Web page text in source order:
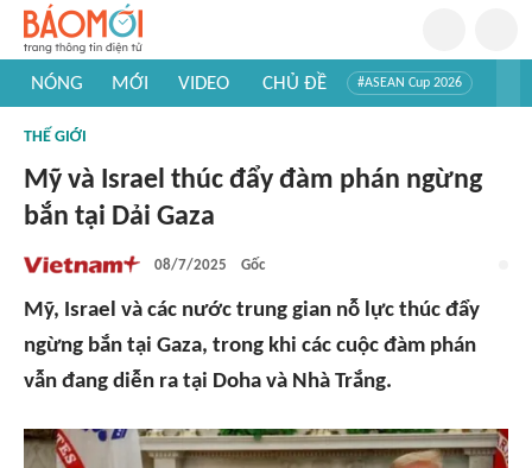
NÓNG MỚI VIDEO CHỦ ĐỀ #ASEAN Cup 2026
#Khám phá thế giới
THẾ GIỚI
Mỹ và Israel thúc đẩy đàm phán ngừng
bắn tại Dải Gaza
08/7/2025 Gốc
Mỹ, Israel và các nước trung gian nỗ lực thúc đẩy
ngừng bắn tại Gaza, trong khi các cuộc đàm phán
vẫn đang diễn ra tại Doha và Nhà Trắng.